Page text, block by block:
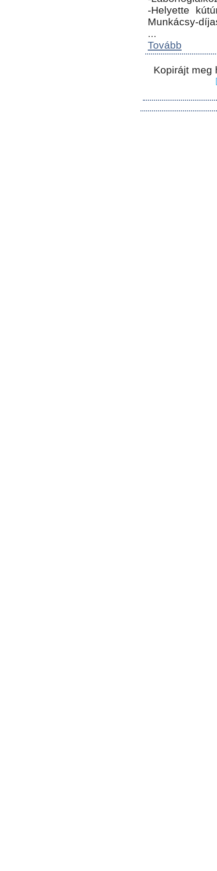
-Helyette
Munkácsy-
...
Tovább
Kopirájt meg